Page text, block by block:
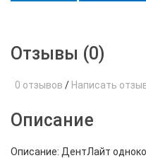
Отзывы (0)
0 отзывов / Написать
Описание
Описание: ДентЛайт